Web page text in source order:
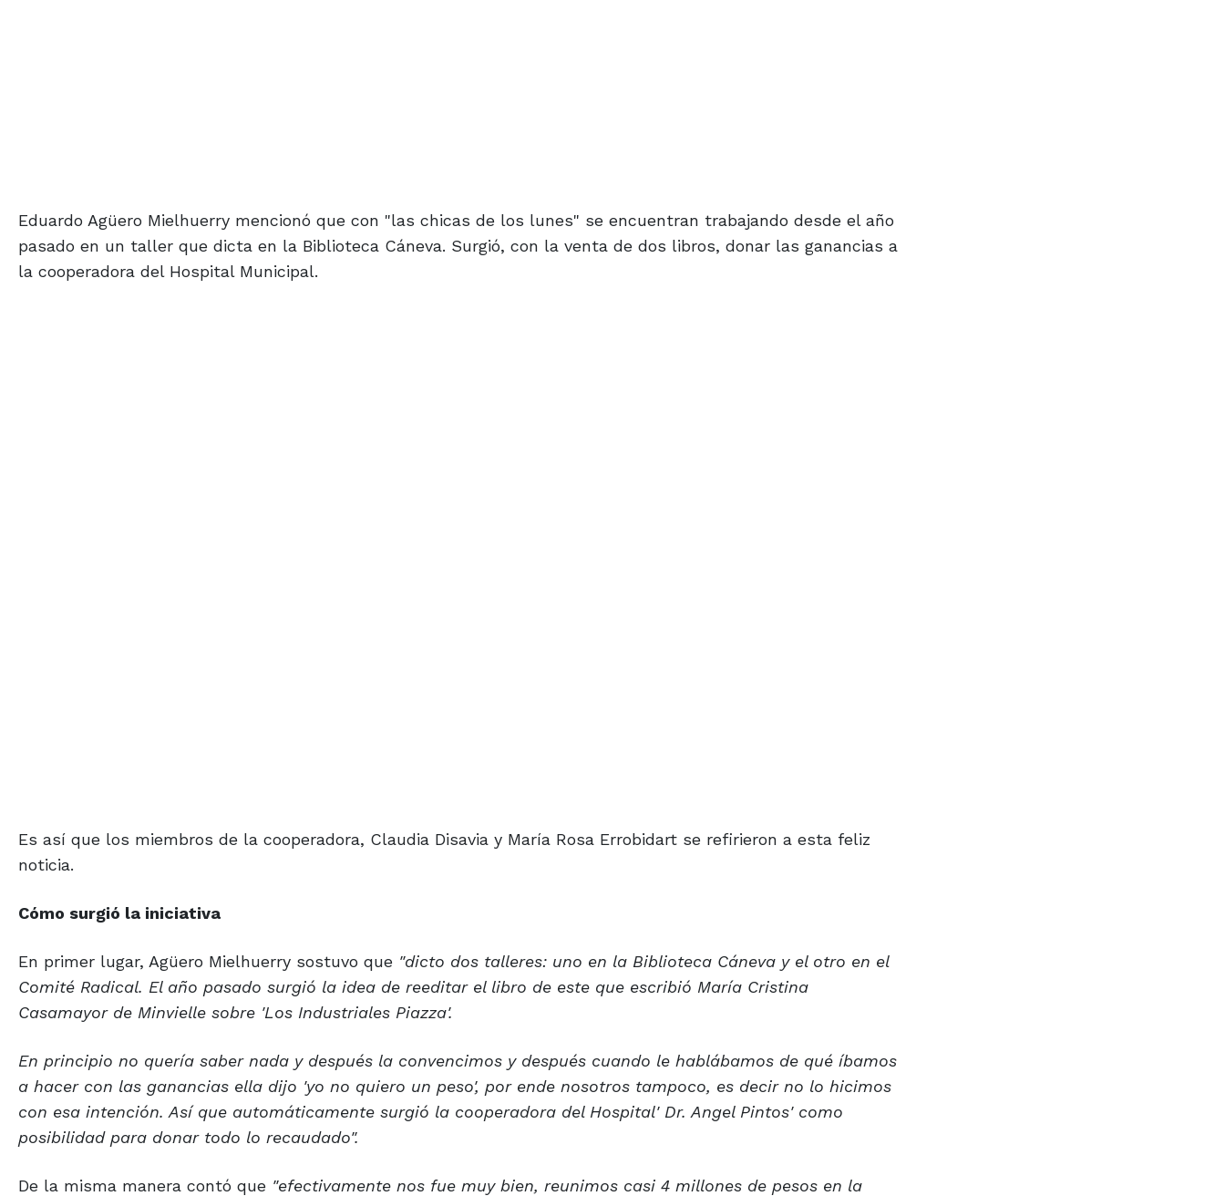
Eduardo Agüero Mielhuerry mencionó que con "las chicas de los lunes" se encuentran trabajando desde el año
pasado en un taller que dicta en la Biblioteca Cáneva. Surgió, con la venta de dos libros, donar las ganancias a
la cooperadora del Hospital Municipal.
Es así que los miembros de la cooperadora, Claudia Disavia y María Rosa Errobidart se refirieron a esta feliz
noticia.
Cómo surgió la iniciativa
En primer lugar, Agüero Mielhuerry sostuvo que "dicto dos talleres: uno en la Biblioteca Cáneva y el otro en el
Comité Radical. El año pasado surgió la idea de reeditar el libro de este que escribió María Cristina
Casamayor de Minvielle sobre 'Los Industriales Piazza'.
En principio no quería saber nada y después la convencimos y después cuando le hablábamos de qué íbamos
a hacer con las ganancias ella dijo 'yo no quiero un peso', por ende nosotros tampoco, es decir no lo hicimos
con esa intención. Así que automáticamente surgió la cooperadora del Hospital' Dr. Angel Pintos' como
posibilidad para donar todo lo recaudado".
De la misma manera contó que "efectivamente nos fue muy bien, reunimos casi 4 millones de pesos en la